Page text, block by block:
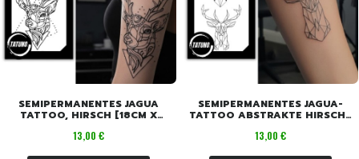
SEMIPERMANENTES JAGUA
TATTOO, HIRSCH [18CM X
Preis
13,00 €
SEMIPERMANENTES JAGUA-
TATTOO ABSTRAKTE HIRSCHE
Preis
13,00 €